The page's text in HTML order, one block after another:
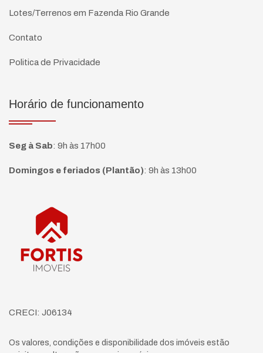
Lotes/Terrenos em Fazenda Rio Grande
Contato
Politica de Privacidade
Horário de funcionamento
Seg à Sab: 9h às 17h00
Domingos e feriados (Plantão): 9h às 13h00
Página inicial
CRECI: J06134
Os valores, condições e disponibilidade dos imóveis estão